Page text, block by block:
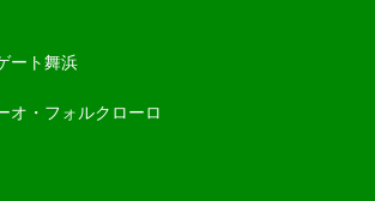
ート舞浜
オ・フォルクローロ